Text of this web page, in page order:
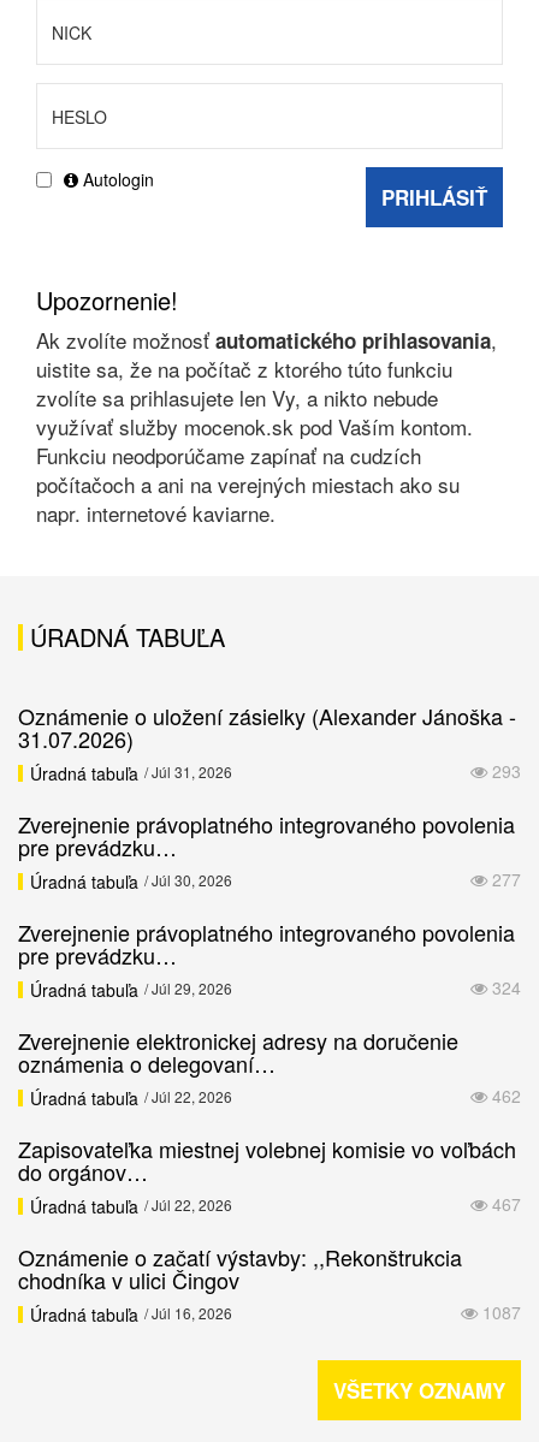
Autologin
PRIHLÁSIŤ
Upozornenie!
Ak zvolíte možnosťautomatického prihlasovania,
uistite sa, že na počítač z ktorého túto funkciu
zvolíte sa prihlasujete len Vy, a nikto nebude
využívať služby mocenok.sk pod Vaším kontom.
Funkciu neodporúčame zapínať na cudzích
počítačoch a ani na verejných miestach ako su
napr. internetové kaviarne.
ÚRADNÁ TABUĽA
Oznámenie o uložení zásielky (Alexander Jánoška -
31.07.2026)
293
Úradná tabuľa / Júl 31, 2026
Zverejnenie právoplatného integrovaného povolenia
pre prevádzku…
277
Úradná tabuľa / Júl 30, 2026
Zverejnenie právoplatného integrovaného povolenia
pre prevádzku…
324
Úradná tabuľa / Júl 29, 2026
Zverejnenie elektronickej adresy na doručenie
oznámenia o delegovaní…
462
Úradná tabuľa / Júl 22, 2026
Zapisovateľka miestnej volebnej komisie vo voľbách
do orgánov…
467
Úradná tabuľa / Júl 22, 2026
Oznámenie o začatí výstavby: ,,Rekonštrukcia
chodníka v ulici Čingov
1087
Úradná tabuľa / Júl 16, 2026
VŠETKY OZNAMY